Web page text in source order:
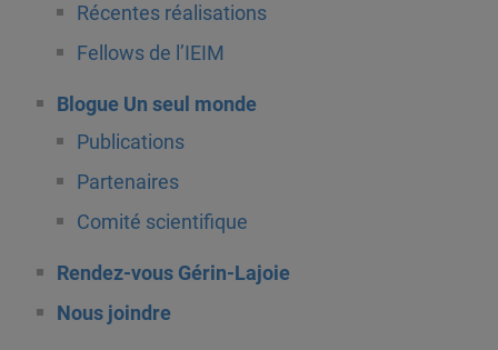
Récentes réalisations
Fellows de l’IEIM
Blogue Un seul monde
Publications
Partenaires
Comité scientifique
Rendez-vous Gérin-Lajoie
Nous joindre